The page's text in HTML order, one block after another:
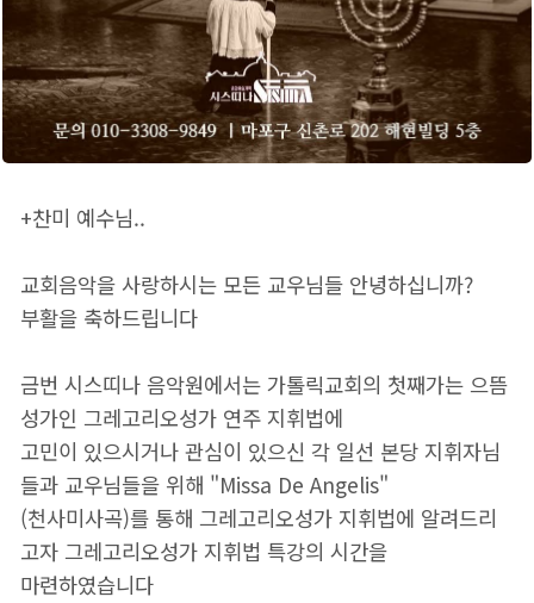
+찬미 예수님..
교회음악을 사랑하시는 모든 교우님들 안녕하십니까?
부활을 축하드립니다
금번 시스띠나 음악원에서는 가톨릭교회의 첫째가는 으뜸
성가인 그레고리오성가 연주 지휘법에
고민이 있으시거나 관심이 있으신 각 일선 본당 지휘자님
들과 교우님들을 위해 "Missa De Angelis"
(천사미사곡)를 통해 그레고리오성가 지휘법에 알려드리
고자 그레고리오성가 지휘법 특강의 시간을
마련하였습니다